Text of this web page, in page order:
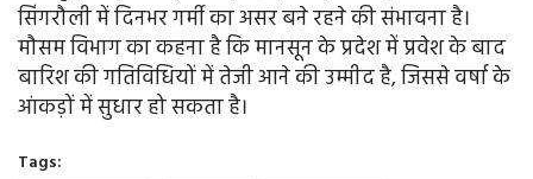
सिंगरौली में दिनभर गर्मी का असर बने रहने की संभावना है।
मौसम विभाग का कहना है कि मानसून के प्रदेश में प्रवेश के बाद
बारिश की गतिविधियों में तेजी आने की उम्मीद है, जिससे वर्षा के
आंकड़ों में सुधार हो सकता है।
Tags: